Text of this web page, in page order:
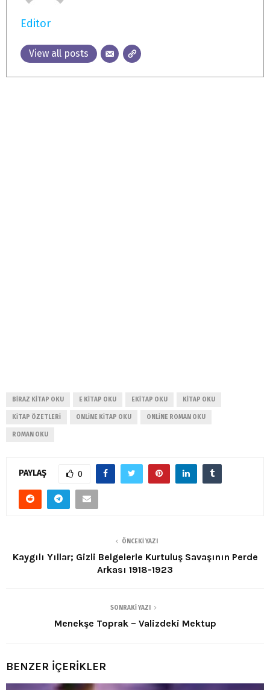
Editor
View all posts
BIRAZ KITAP OKU E KITAP OKU EKITAP OKU KITAP OKU
KITAP ÖZETLERI ONLINE KITAP OKU ONLINE ROMAN OKU
ROMAN OKU
PAYLAŞ 0
ÖNCEKI YAZI
Kaygılı Yıllar; Gizli Belgelerle Kurtuluş Savaşının Perde
Arkası 1918-1923
SONRAKI YAZI
Menekşe Toprak – Valizdeki Mektup
BENZER İÇERİKLER